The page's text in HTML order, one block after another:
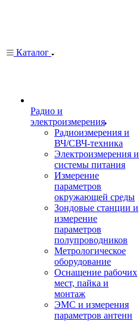
Каталог
Радио и
электроизмерения
Радиоизмерения и
ВЧ/СВЧ-техника
Электроизмерения и
системы питания
Измерение
параметров
окружающей среды
Зондовые станции и
измерение
параметров
полупроводников
Метрологическое
оборудование
Оснащение рабочих
мест, пайка и
монтаж
ЭМС и измерения
параметров антенн